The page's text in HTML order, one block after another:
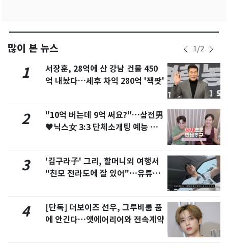
많이 본 뉴스 1/2
1
서장훈, 28억에 산 강남 건물 450
억 내놨다…세후 차익 280억 '잭팟'
2
"10억 버는데 9억 써요?"…삼전男
♥닉스女 3:3 단체소개팅 예능 화
3
'김구라子' 그리, 할머니외 여행서
"친모 전라도에 잘 있어"…유튜브
4
[단독] 더보이즈 선우, 그루비룸 품
에 안긴다…앳에어리어와 전속계약